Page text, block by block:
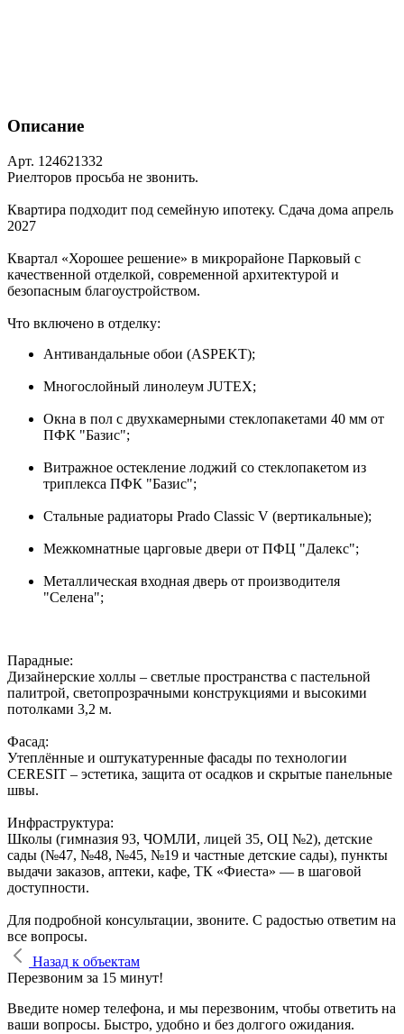
Описание
Арт. 124621332
Риелторов просьба не звонить.
Квартира подходит под семейную ипотеку. Сдача дома апрель
2027
Квартал «Хорошее решение» в микрорайоне Парковый с
качественной отделкой, современной архитектурой и
безопасным благоустройством.
Что включено в отделку:
Антивандальные обои (ASPEKT);
Многослойный линолеум JUTEX;
Окна в пол с двухкамерными стеклопакетами 40 мм от
ПФК "Базис";
Витражное остекление лоджий со стеклопакетом из
триплекса ПФК "Базис";
Стальные радиаторы Prado Classic V (вертикальные);
Межкомнатные царговые двери от ПФЦ "Далекс";
Металлическая входная дверь от производителя
"Селена";
Парадные:
Дизайнерские холлы – светлые пространства с пастельной
палитрой, светопрозрачными конструкциями и высокими
потолками 3,2 м.
Фасад:
Утеплённые и оштукатуренные фасады по технологии
CERESIT – эстетика, защита от осадков и скрытые панельные
швы.
Инфраструктура:
Школы (гимназия 93, ЧОМЛИ, лицей 35, ОЦ №2), детские
сады (№47, №48, №45, №19 и частные детские сады), пункты
выдачи заказов, аптеки, кафе, ТК «Фиеста» — в шаговой
доступности.
Для подробной консультации, звоните. С радостью ответим на
все вопросы.
Назад к объектам
Перезвоним за 15 минут!
Введите номер телефона, и мы перезвоним, чтобы ответить на
ваши вопросы. Быстро, удобно и без долгого ожидания.